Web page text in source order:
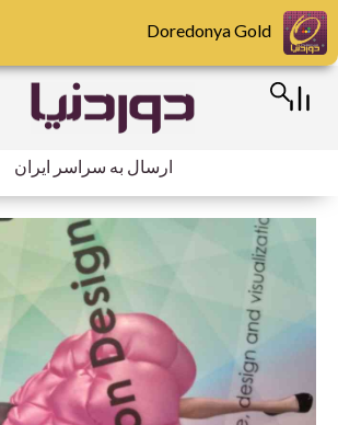
پرش
به
محتوا
ارسال به سراسر ایران